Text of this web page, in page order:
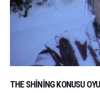
THE SHINING KONUSU